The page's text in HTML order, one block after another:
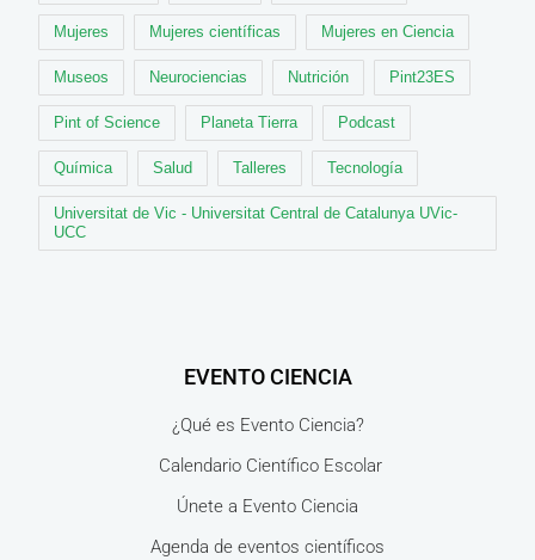
Mujeres Mujeres científicas Mujeres en Ciencia
Museos Neurociencias Nutrición Pint23ES
Pint of Science Planeta Tierra Podcast
Química Salud Talleres Tecnología
Universitat de Vic - Universitat Central de Catalunya UVic-
UCC
EVENTO CIENCIA
¿Qué es Evento Ciencia?
Calendario Científico Escolar
Únete a Evento Ciencia
Agenda de eventos científicos